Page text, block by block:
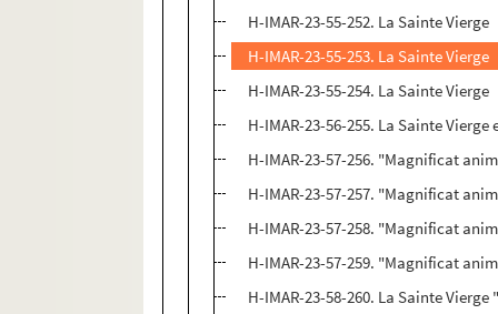
H-IMAR-23-55-252. La Sainte Vierge
H-IMAR-23-55-253. La Sainte Vierge
H-IMAR-23-55-254. La Sainte Vierge
H-IMAR-23-56-255. La Sainte Vierge
H-IMAR-23-57-256. "Magnificat
H-IMAR-23-57-257. "Magnificat
H-IMAR-23-57-258. "Magnificat
H-IMAR-23-57-259. "Magnificat
H-IMAR-23-58-260. La Sainte